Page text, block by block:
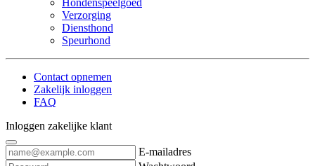
Verzorging
Diensthond
Speurhond
Contact opnemen
Zakelijk inloggen
FAQ
Inloggen zakelijke klant
E-mailadres